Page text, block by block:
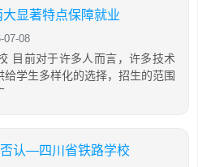
显著特点保障就业
07-08
目前对于许多人而言，许多技术
学生多样化的选择，招生的范围
认—四川省铁路学校